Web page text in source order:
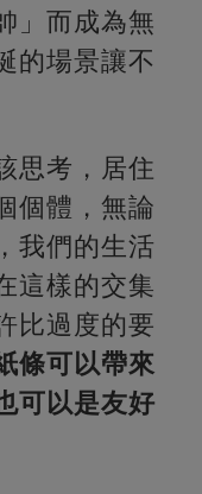
」而成為無
的場景讓不
思考，居住
個體，無論
我們的生活
這樣的交集
比過度的要
條可以帶來
可以是友好